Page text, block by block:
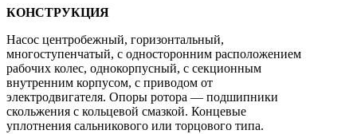
КОНСТРУКЦИЯ
Насос центробежный, горизонтальный,
многоступенчатый, с односторонним расположением
рабочих колес, однокорпусный, с секционным
внутренним корпусом, с приводом от
электродвигателя. Опоры ротора — подшипники
скольжения с кольцевой смазкой. Концевые
уплотнения сальникового или торцового типа.